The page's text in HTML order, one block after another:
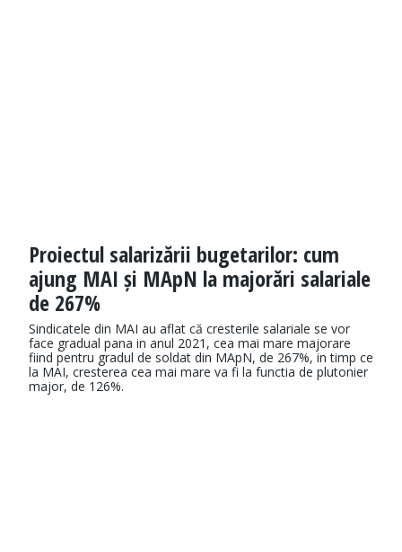
Proiectul salarizării bugetarilor: cum
ajung MAI și MApN la majorări salariale
de 267%
Sindicatele din MAI au aflat că cresterile salariale se vor
face gradual pana in anul 2021, cea mai mare majorare
fiind pentru gradul de soldat din MApN, de 267%, in timp ce
la MAI, cresterea cea mai mare va fi la functia de plutonier
major, de 126%.